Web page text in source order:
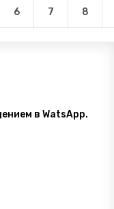
6 7 8
в WatsApp.